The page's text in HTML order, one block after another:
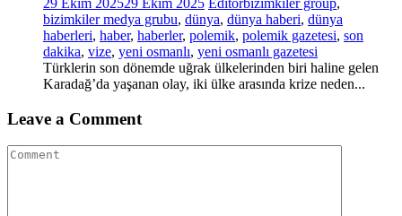
29 Ekim 202529 Ekim 2025 Editorbizimkiler group,
bizimkiler medya grubu, dünya, dünya haberi, dünya
haberleri, haber, haberler, polemik, polemik gazetesi, son
dakika, vize, yeni osmanlı, yeni osmanlı gazetesi
Türklerin son dönemde uğrak ülkelerinden biri haline gelen
Karadağ’da yaşanan olay, iki ülke arasında krize neden...
Leave a Comment